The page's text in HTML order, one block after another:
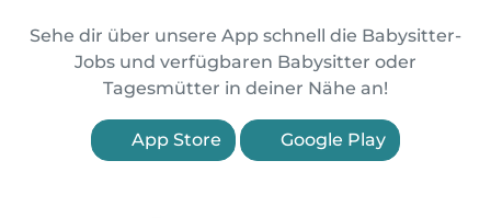
Sehe dir über unsere App schnell die Babysitter-
Jobs und verfügbaren Babysitter oder
Tagesmütter in deiner Nähe an!
App Store Google Play